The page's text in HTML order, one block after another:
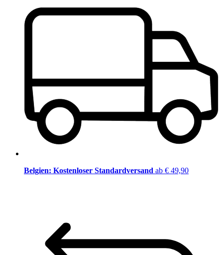
Belgien: Kostenloser Standardversand ab € 49,90